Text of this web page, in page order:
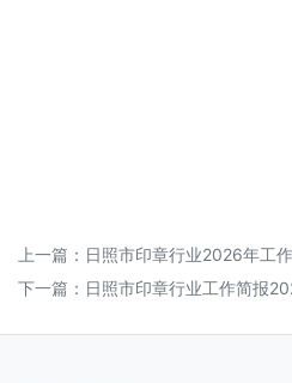
上一篇： 日照市印章行业2026年工
下一篇： 日照市印章行业工作简报